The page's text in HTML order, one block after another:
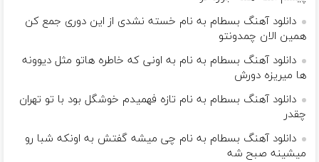
دانلود آهنگ بسطام به نام خسته نشدی از این دوری جمع کن
همین الان چمدونتو
دانلود آهنگ بسطام به نام به اونی که خاطره هاتو مثل دیوونه
ها میریزه دورش
دانلود آهنگ بسطام به نام تازه فهمیدم خوشگل بود با تو تهران
چقدر
دانلود آهنگ بسطام به نام چی میشه گفتش به اونکه شبا رو
میشینه صبح شه